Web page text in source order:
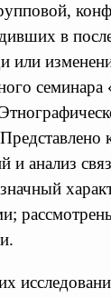
в
и анализ